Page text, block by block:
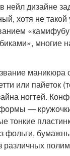
нейл дизайне
хотя не
многие
маникюра
или пайеток
ногтей.
—
тонкие
фольги,
различных